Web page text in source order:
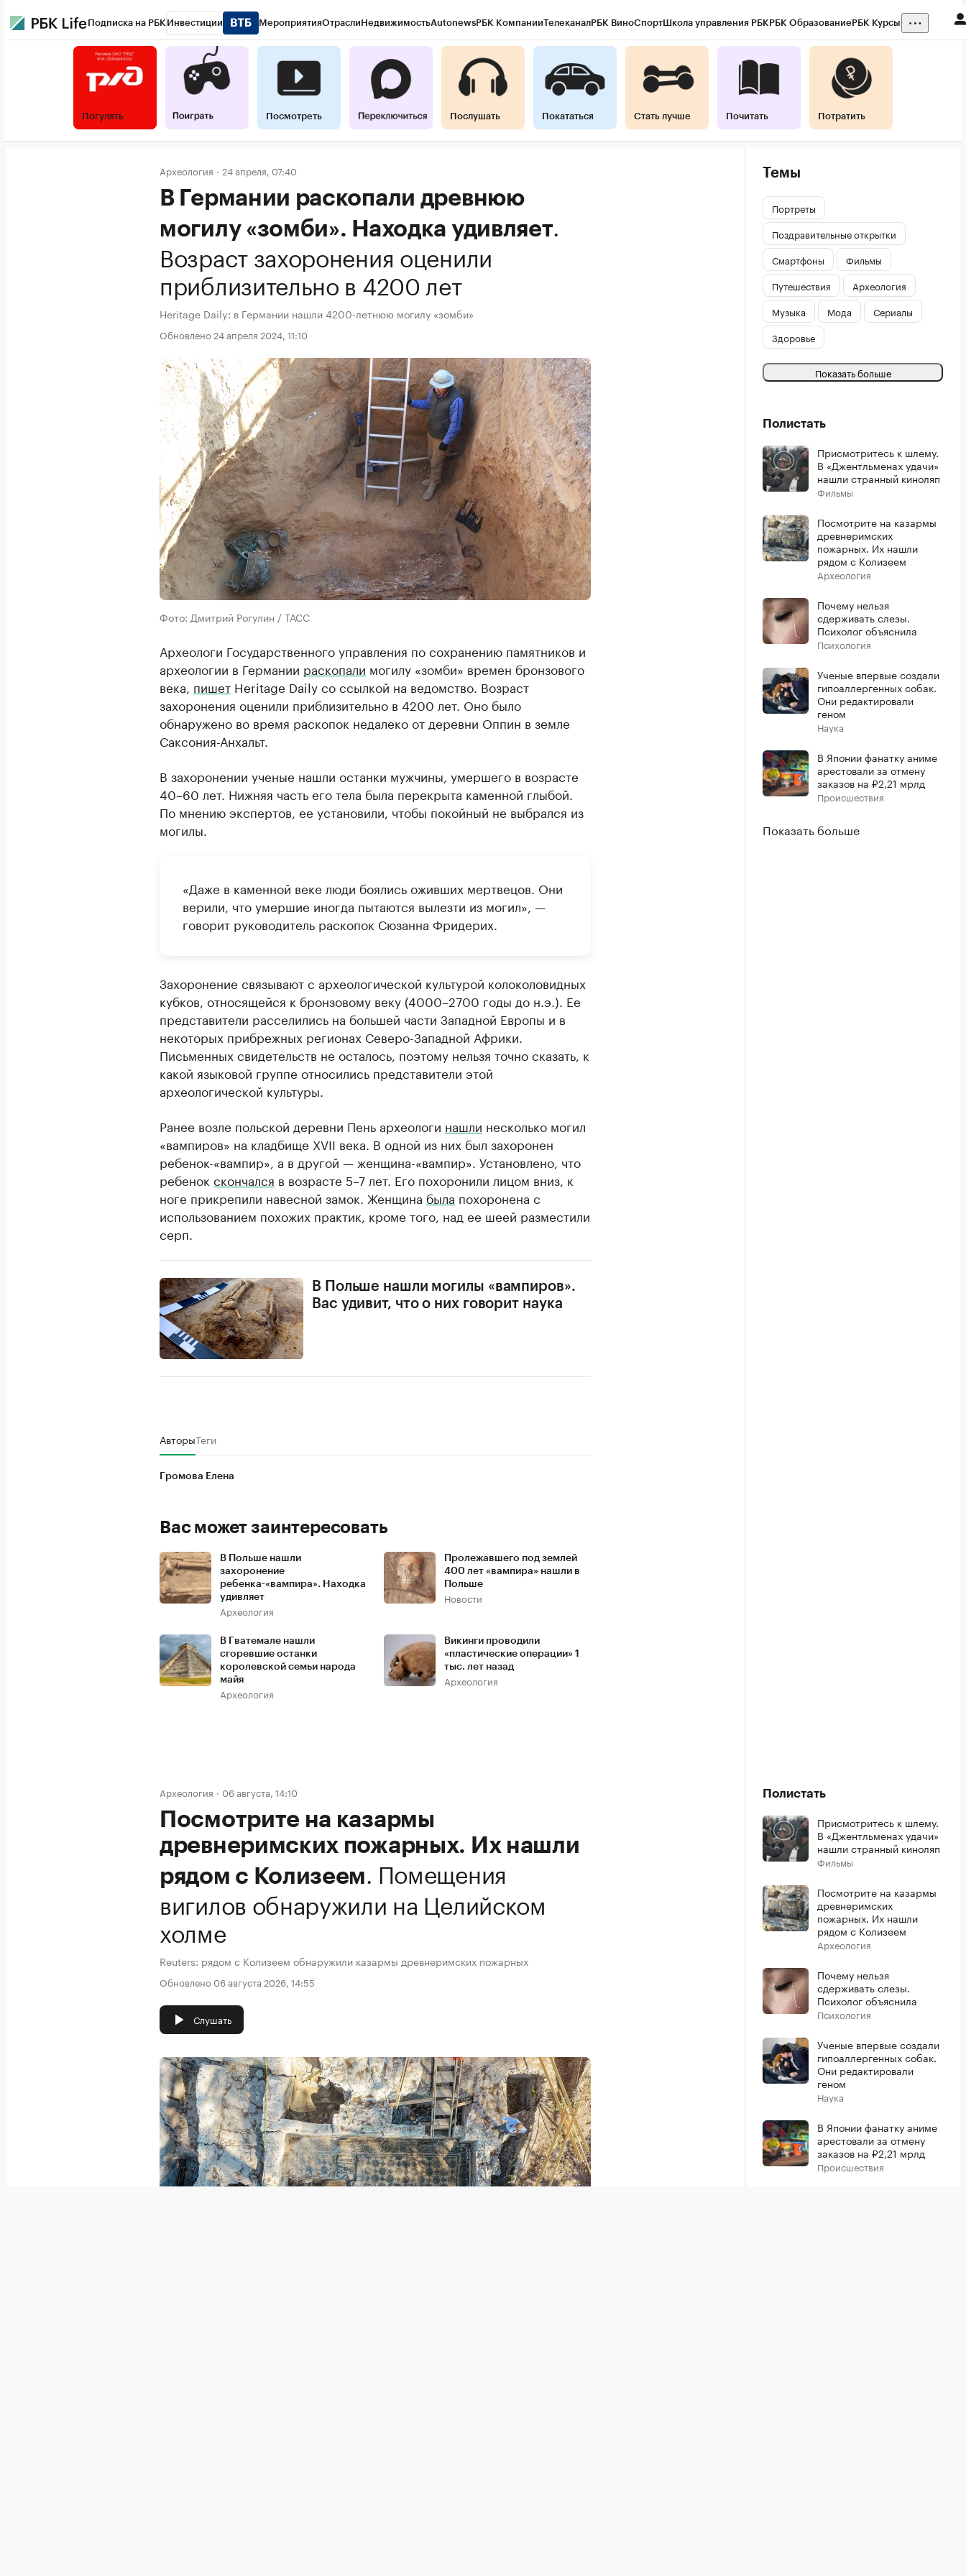
Подписка на РБК Инвестиции МероприятияОтраслиНедвижимостьAutonewsРБК КомпанииТелеканалРБК ВиноСпортШкола управления РБКРБК ОбразованиеРБК Курсы
Погулять Посмотреть Послушать Покататься Стать лучше Почитать Потратить
Археология 24 апреля, 07:40
В Германии раскопали древнюю
могилу «зомби». Находка удивляет.
Возраст захоронения оценили
приблизительно в 4200 лет
Heritage Daily: в Германии нашли 4200-летнюю могилу «зомби»
Обновлено 24 апреля 2024, 11:10
Фото: Дмитрий Рогулин / ТАСС
Археологи Государственного управления по сохранению памятников и
археологии в Германии раскопали могилу «зомби» времен бронзового
века, пишет Heritage Daily со ссылкой на ведомство. Возраст
захоронения оценили приблизительно в 4200 лет. Оно было
обнаружено во время раскопок недалеко от деревни Оппин в земле
Саксония-Анхальт.
В захоронении ученые нашли останки мужчины, умершего в возрасте
40–60 лет. Нижняя часть его тела была перекрыта каменной глыбой.
По мнению экспертов, ее установили, чтобы покойный не выбрался из
могилы.
«Даже в каменной веке люди боялись оживших мертвецов. Они
верили, что умершие иногда пытаются вылезти из могил», —
говорит руководитель раскопок Сюзанна Фридерих.
Захоронение связывают с археологической культурой колоколовидных
кубков, относящейся к бронзовому веку (4000–2700 годы до н.э.). Ее
представители расселились на большей части Западной Европы и в
некоторых прибрежных регионах Северо-Западной Африки.
Письменных свидетельств не осталось, поэтому нельзя точно сказать, к
какой языковой группе относились представители этой
археологической культуры.
Ранее возле польской деревни Пень археологи нашли несколько могил
«вампиров» на кладбище XVII века. В одной из них был захоронен
ребенок-«вампир», а в другой — женщина-«вампир». Установлено, что
ребенок скончался в возрасте 5–7 лет. Его похоронили лицом вниз, к
ноге прикрепили навесной замок. Женщина была похоронена с
использованием похожих практик, кроме того, над ее шеей разместили
серп.
В Польше нашли могилы «вампиров».
Вас удивит, что о них говорит наука
АвторыТеги
Громова Елена
Вас может заинтересовать
В Польше нашли
захоронение
ребенка-«вампира». Находка
удивляет
Археология
Пролежавшего под землей
400 лет «вампира» нашли в
Польше
Новости
В Гватемале нашли
сгоревшие останки
королевской семьи народа
майя
Археология
Викинги проводили
«пластические операции» 1
тыс. лет назад
Археология
Темы
Портреты
Поздравительные открытки
Смартфоны
Фильмы
Путешествия
Археология
Музыка
Мода
Сериалы
Здоровье
Показать больше
Полистать
Присмотритесь к шлему.
В «Джентльменах удачи»
нашли странный киноляп
Фильмы
Посмотрите на казармы
древнеримских
пожарных. Их нашли
рядом с Колизеем
Археология
Почему нельзя
сдерживать слезы.
Психолог объяснила
Психология
Ученые впервые создали
гипоаллергенных собак.
Они редактировали
геном
Наука
В Японии фанатку аниме
арестовали за отмену
заказов на ₽2,21 мрлд
Происшествия
Показать больше
Археология 06 августа, 14:10
Посмотрите на казармы
древнеримских пожарных. Их нашли
рядом с Колизеем. Помещения
вигилов обнаружили на Целийском
холме
Reuters: рядом с Колизеем обнаружили казармы древнеримских пожарных
Обновлено 06 августа 2026, 14:55
Слушать
Полистать
Присмотритесь к шлему.
В «Джентльменах удачи»
нашли странный киноляп
Фильмы
Посмотрите на казармы
древнеримских
пожарных. Их нашли
рядом с Колизеем
Археология
Почему нельзя
сдерживать слезы.
Психолог объяснила
Психология
Ученые впервые создали
гипоаллергенных собак.
Они редактировали
геном
Наука
В Японии фанатку аниме
арестовали за отмену
заказов на ₽2,21 мрлд
Происшествия